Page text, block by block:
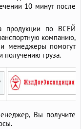
10 минут после
продукции по ВСЕЙ
компанию,
менеджеры помогут
получению груза.
Вы получите